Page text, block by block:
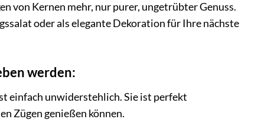
von Kernen mehr, nur purer, ungetrübter Genuss.
oder als elegante Dekoration für Ihre nächste
werden:
einfach unwiderstehlich. Sie ist perfekt
Zügen genießen können.